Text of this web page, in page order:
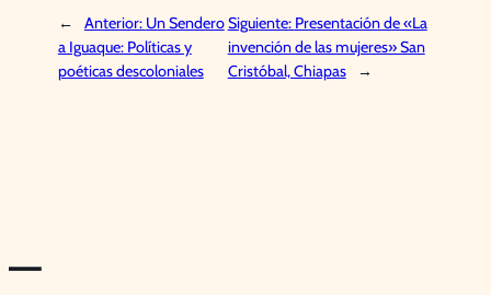
← Anterior: Un Sendero
a Iguaque: Políticas y
poéticas descoloniales
Siguiente: Presentación de «La
invención de las mujeres» San
Cristóbal, Chiapas
→
—